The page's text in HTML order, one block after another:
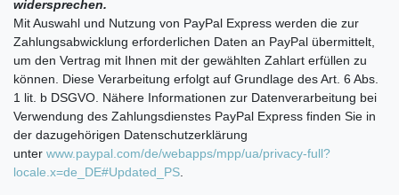
widersprechen.
Mit Auswahl und Nutzung von PayPal Express werden die zur
Zahlungsabwicklung erforderlichen Daten an PayPal übermittelt,
um den Vertrag mit Ihnen mit der gewählten Zahlart erfüllen zu
können. Diese Verarbeitung erfolgt auf Grundlage des Art. 6 Abs.
1 lit. b DSGVO. Nähere Informationen zur Datenverarbeitung bei
Verwendung des Zahlungsdienstes PayPal Express finden Sie in
der dazugehörigen Datenschutzerklärung
unter www.paypal.com/de/webapps/mpp/ua/privacy-full?
locale.x=de_DE#Updated_PS